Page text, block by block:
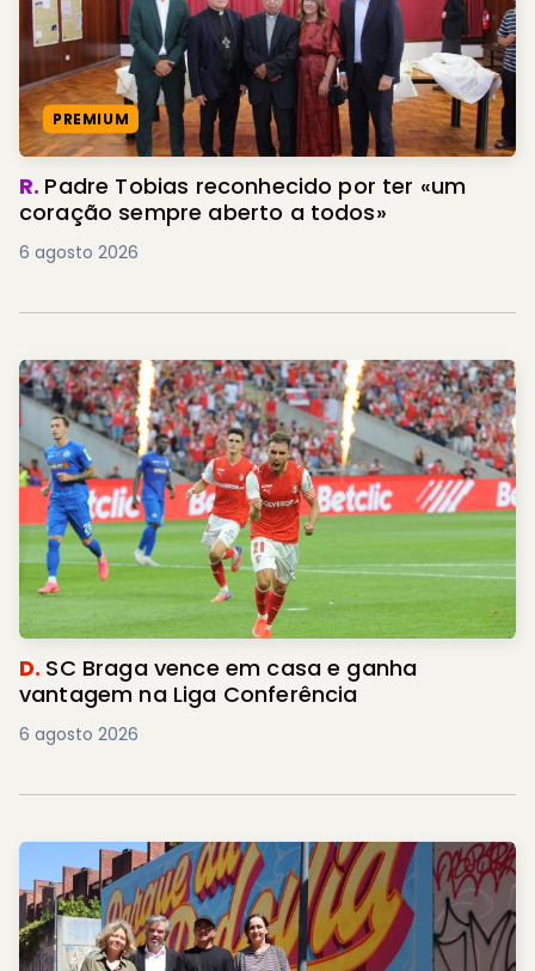
PREMIUM
R. Padre Tobias reconhecido por ter «um
coração sempre aberto a todos»
6 agosto 2026
D. SC Braga vence em casa e ganha
vantagem na Liga Conferência
6 agosto 2026